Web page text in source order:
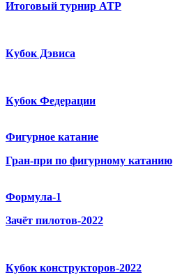
Итоговый турнир ATP
Кубок Дэвиса
Кубок Федерации
Фигурное катание
Гран-при по фигурному катанию
Формула-1
Зачёт пилотов-2022
Кубок конструкторов-2022